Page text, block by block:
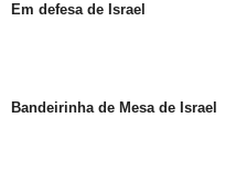
Em defesa de Israel
Bandeirinha de Mesa de Israel